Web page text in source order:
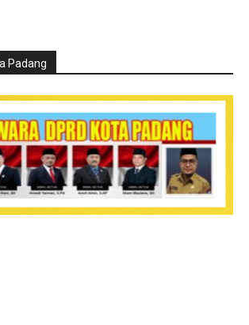
Padang